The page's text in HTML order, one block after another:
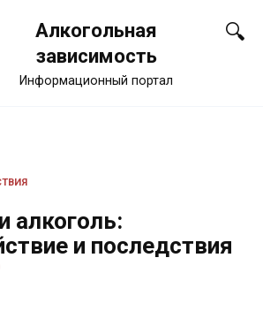
Алкогольная
зависимость
Информационный портал
алкоголь:
и последствия